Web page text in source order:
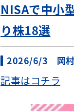
NISAで中小
り株18選
2026/6/3 岡村
記事はコチラ